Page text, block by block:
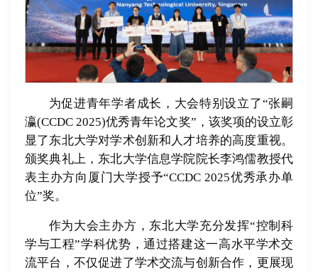
为促进青年学者成长，大会特别设立了“张嗣
瀛(CCDC 2025)优秀青年论文奖”，该奖项的设立彰
显了东北大学对学术创新和人才培养的高度重视。
颁奖典礼上，东北大学信息学院院长李鸿儒教授代
表主办方向厦门大学授予“CCDC 2025优秀承办单
位”奖。
作为大会主办方，东北大学充分发挥“控制科
学与工程”学科优势，通过搭建这一高水平学术交
流平台，不仅促进了学术交流与创新合作，更展现